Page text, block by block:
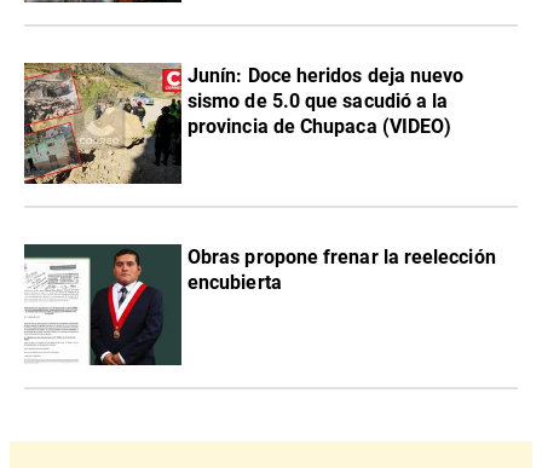
Junín: Doce heridos deja nuevo
sismo de 5.0 que sacudió a la
provincia de Chupaca (VIDEO)
Obras propone frenar la reelección
encubierta